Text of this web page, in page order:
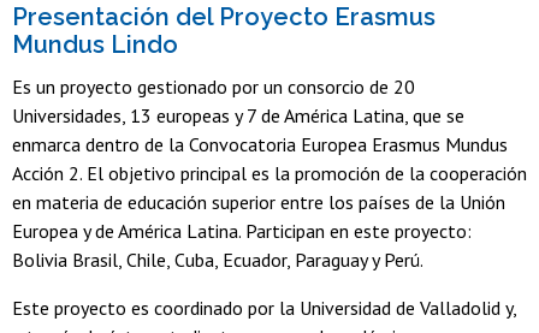
Presentación del Proyecto Erasmus
Mundus Lindo
Es un proyecto gestionado por un consorcio de 20
Universidades, 13 europeas y 7 de América Latina, que se
enmarca dentro de la Convocatoria Europea Erasmus Mundus
Acción 2. El objetivo principal es la promoción de la cooperación
en materia de educación superior entre los países de la Unión
Europea y de América Latina. Participan en este proyecto:
Bolivia Brasil, Chile, Cuba, Ecuador, Paraguay y Perú.
Este proyecto es coordinado por la Universidad de Valladolid y,